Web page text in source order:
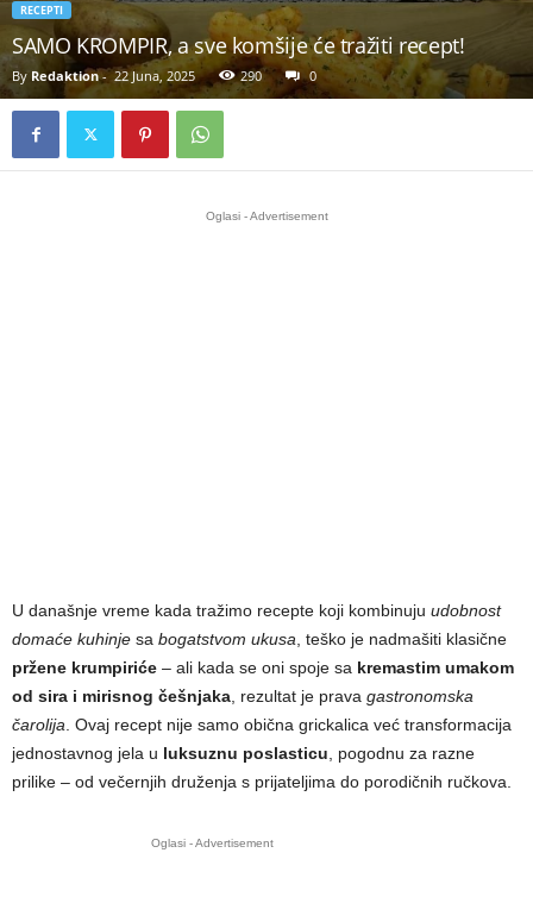
RECEPTI
SAMO KROMPIR, a sve komšije će tražiti recept!
By Redaktion- 22 Juna, 2025 290 0
Oglasi - Advertisement
U današnje vreme kada tražimo recepte koji kombinuju udobnost
domaće kuhinje sa bogatstvom ukusa , teško je nadmašiti klasične
pržene krumpiriće – ali kada se oni spoje sa kremastim umakom
od sira i mirisnog češnjaka , rezultat je prava gastronomska
čarolija . Ovaj recept nije samo obična grickalica već transformacija
jednostavnog jela u luksuznu poslasticu , pogodnu za razne
prilike – od večernjih druženja s prijateljima do porodičnih ručkova.
Oglasi - Advertisement